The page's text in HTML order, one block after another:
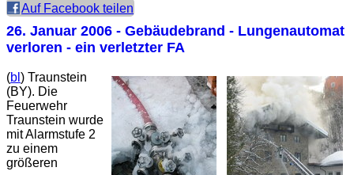
Auf Facebook teilen
26. Januar 2006 - Gebäudebrand - Lungenautomat
verloren - ein verletzter FA
(bl ) Traunstein
(BY). Die
Feuerwehr
Traunstein wurde
mit Alarmstufe 2
zu einem
größeren